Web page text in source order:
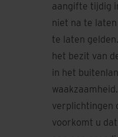
aangifte tijdig
niet na te
te laten
het bezit van
in het
verplichtingen
voorkomt u